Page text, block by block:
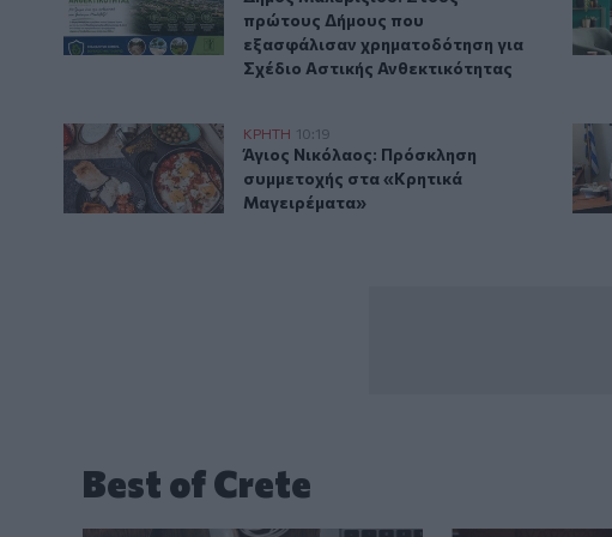
πρώτους Δήμους που
εξασφάλισαν χρηματοδότηση για
Σχέδιο Αστικής Ανθεκτικότητας
Άγιος Νικόλαος: Πρόσκληση συμμετοχής στα «Κρητικά
ΚΡΗΤΗ 10:19
Άγιος Νικόλαος: Πρόσκληση
Άγιος Νικόλαος: Πρόσκληση
συμμετοχής στα «Κρητικά
Μαγειρέματα»
Best of Crete